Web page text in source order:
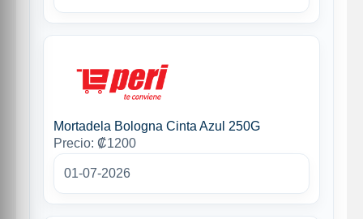
Mortadela Bologna Cinta Azul 250G
Precio: ₡1200
01-07-2026